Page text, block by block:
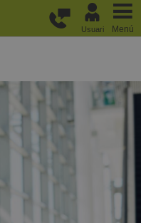
Usuari Menú